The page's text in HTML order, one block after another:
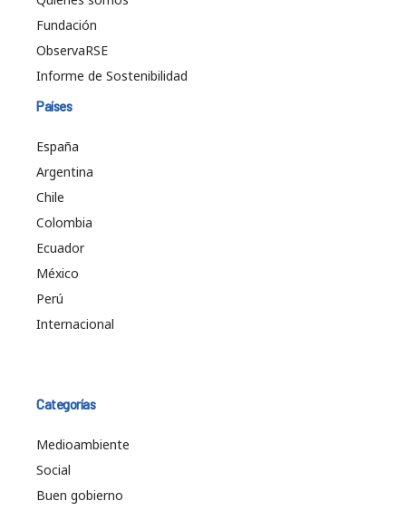
Fundación
ObservaRSE
Informe de Sostenibilidad
Países
España
Argentina
Chile
Colombia
Ecuador
México
Perú
Internacional
Categorías
Medioambiente
Social
Buen gobierno